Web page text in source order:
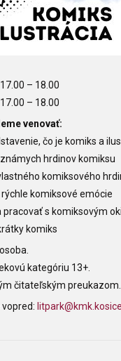
| 17.00 – 18.00
| 17.00 – 18.00
venovať:
čo je komiks a
hrdinov komiksu
komiksového
komiksové emócie
pracovať s komiksovým
komiks
kategóriu 13+.
čitateľským preukazom.